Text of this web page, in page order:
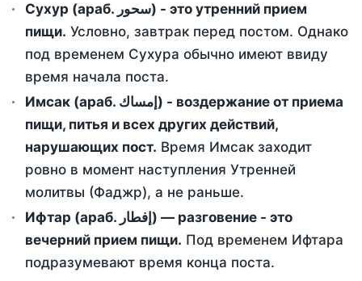
Сухур (араб. سحور) - это утренний прием
пищи. Условно, завтрак перед постом. Однако
под временем Сухура обычно имеют ввиду
время начала поста.
Имсак (араб. إمساك) - воздержание от приема
пищи, питья и всех других действий,
нарушающих пост. Время Имсак заходит
ровно в момент наступления Утренней
молитвы (Фаджр), а не раньше.
Ифтар (араб. إفطار) — разговение - это
вечерний прием пищи. Под временем Ифтара
подразумевают время конца поста.